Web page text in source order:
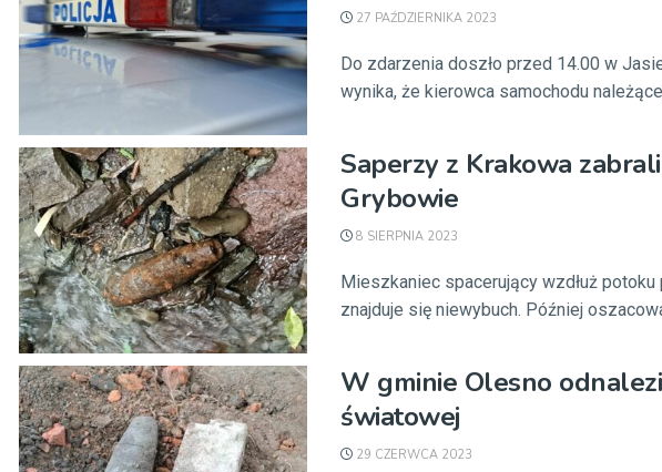
27 PAŹDZIERNIKA 2023
Do zdarzenia doszło przed 14.00 w
wynika, że kierowca samochodu
Saperzy z Krakowa
Grybowie
8 SIERPNIA 2023
Mieszkaniec spacerujący wzdłuż
znajduje się niewybuch. Później
W gminie Olesno
światowej
29 CZERWCA 2023